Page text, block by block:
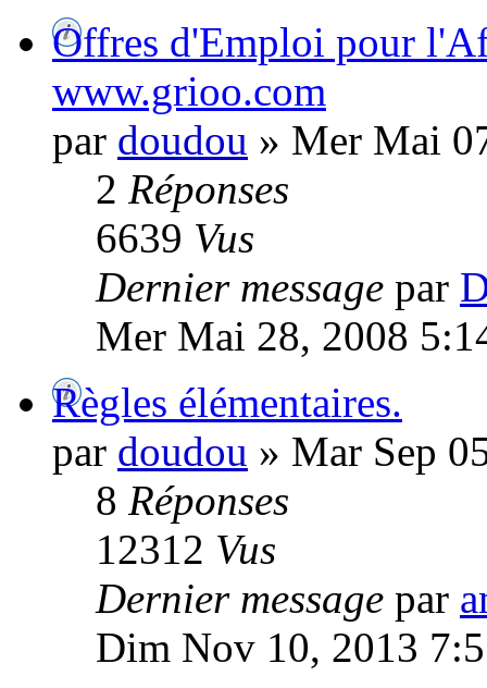
Offres d'Emploi pour
www.grioo.com
par doudou » Mer Mai
2 Réponses
6639 Vus
Dernier message par
Mer Mai 28, 2008
Règles élémentaires.
par doudou » Mar Sep
8 Réponses
12312 Vus
Dernier message par
Dim Nov 10, 2013